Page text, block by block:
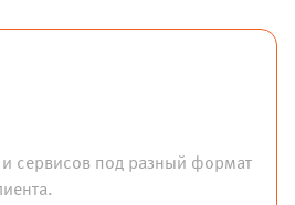
сервисов под разный формат